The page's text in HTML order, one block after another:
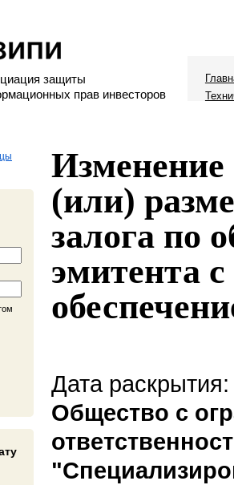
защиты
прав инвесторов
Изменение
(или)
залога по
эмитента
Дата
Общество с